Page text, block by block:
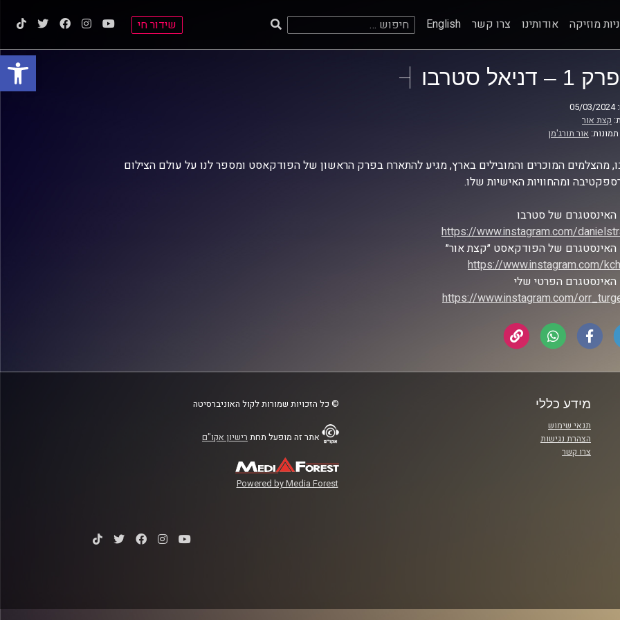
פתח
מוזיקה אודותינו צרו קשר English חיפוש: שידור חי
פרק 1 – דניאל סטרבו
קצת אור
אור תורג'מן
מהצלמים המוכרים והמובילים בארץ, מגיע להתארח בפרק הראשון של הפודקאסט ומספר לנו על עולם הצילום
ומהחוויות האישיות שלו.
האינסטגרם של סטרבו
https://www.instagram.com/
האינסטגרם של הפודקאסט ״קצת אור״
https://www.instagram.com/
האינסטגרם הפרטי שלי
https://www.instagram.com/
מידע כללי
תנאי שימוש
הצהרת נגישות
צרו קשר
© כל הזכויות שמורות לקול האוניברסיטה
אתר זה מופעל תחת רישיון אקו"ם
Powered by Media Forest